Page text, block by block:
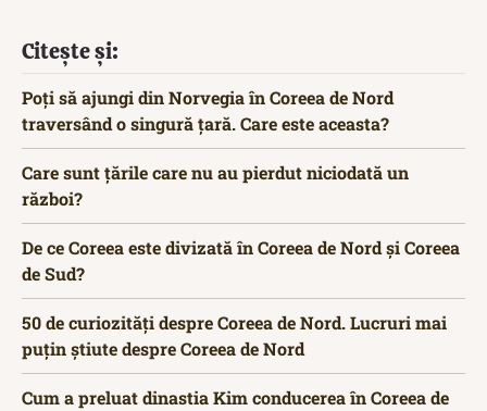
Citește și:
Poți să ajungi din Norvegia în Coreea de Nord
traversând o singură țară. Care este aceasta?
Care sunt țările care nu au pierdut niciodată un
război?
De ce Coreea este divizată în Coreea de Nord și Coreea
de Sud?
50 de curiozități despre Coreea de Nord. Lucruri mai
puțin știute despre Coreea de Nord
Cum a preluat dinastia Kim conducerea în Coreea de